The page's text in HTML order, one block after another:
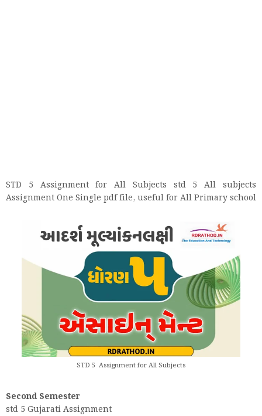
STD 5 Assignment for All Subjects std 5 All subjects
Assignment One Single pdf file, useful for All Primary school
STD 5 Assignment for All Subjects
Second Semester
std 5 Gujarati Assignment